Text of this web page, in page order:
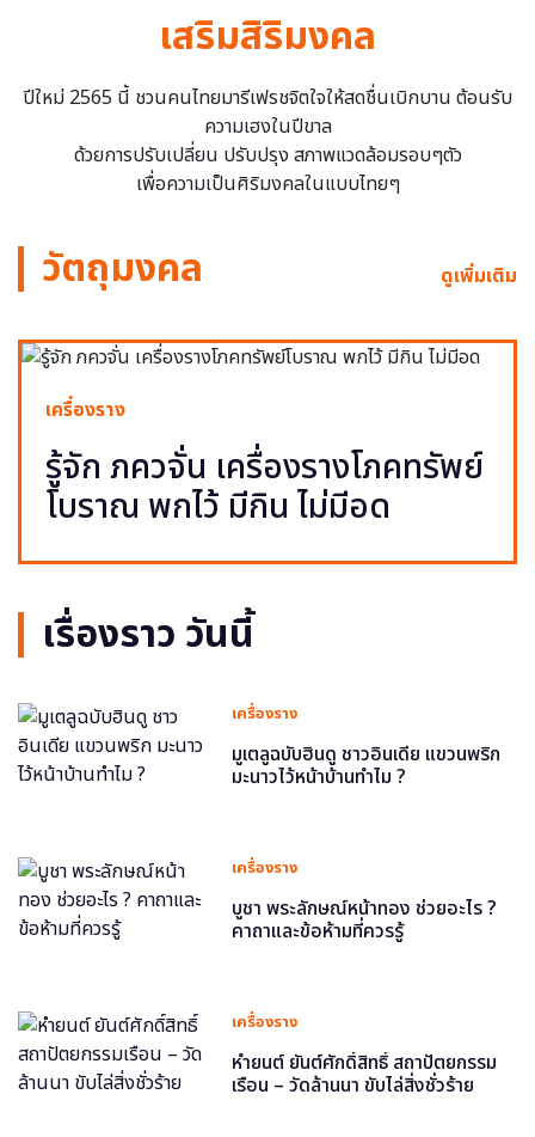
เสริมสิริมงคล
ปีใหม่ 2565 นี้ ชวนคนไทยมารีเฟรชจิตใจให้สดชื่นเบิกบาน ต้อนรับ
ความเฮงในปีขาล
ด้วยการปรับเปลี่ยน ปรับปรุง สภาพแวดล้อมรอบๆตัว
เพื่อความเป็นศิริมงคลในแบบไทยๆ
วัตถุมงคล ดูเพิ่มเติม
เครื่องราง
รู้จัก ภควจั่น เครื่องรางโภคทรัพย์
โบราณ พกไว้ มีกิน ไม่มีอด
เรื่องราว วันนี้
เครื่องราง
มูเตลูฉบับฮินดู ชาวอินเดีย แขวนพริก
มะนาวไว้หน้าบ้านทำไม ?
เครื่องราง
บูชา พระลักษณ์หน้าทอง ช่วยอะไร ?
คาถาและข้อห้ามที่ควรรู้
เครื่องราง
หำยนต์ ยันต์ศักดิ์สิทธิ์ สถาปัตยกรรม
เรือน – วัดล้านนา ขับไล่สิ่งชั่วร้าย